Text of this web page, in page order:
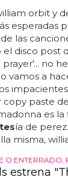
orbit y
esperadas
las
disco post
no
vamos a
paste
es
ía de
misma,
O ENTERRADO,
estrena